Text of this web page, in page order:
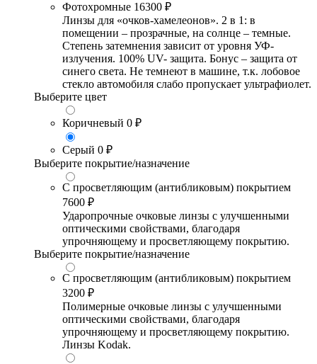
Фотохромные 16300 ₽
Линзы для «очков-хамелеонов». 2 в 1: в
помещении – прозрачные, на солнце – темные.
Степень затемнения зависит от уровня УФ-
излучения. 100% UV- защита. Бонус – защита от
синего света. Не темнеют в машине, т.к. лобовое
стекло автомобиля слабо пропускает ультрафиолет.
Выберите цвет
Коричневый 0 ₽
Серый 0 ₽
Выберите покрытие/назначение
С просветляющим (антибликовым) покрытием
7600 ₽
Ударопрочные очковые линзы с улучшенными
оптическими свойствами, благодаря
упрочняющему и просветляющему покрытию.
Выберите покрытие/назначение
С просветляющим (антибликовым) покрытием
3200 ₽
Полимерные очковые линзы с улучшенными
оптическими свойствами, благодаря
упрочняющему и просветляющему покрытию.
Линзы Kodak.